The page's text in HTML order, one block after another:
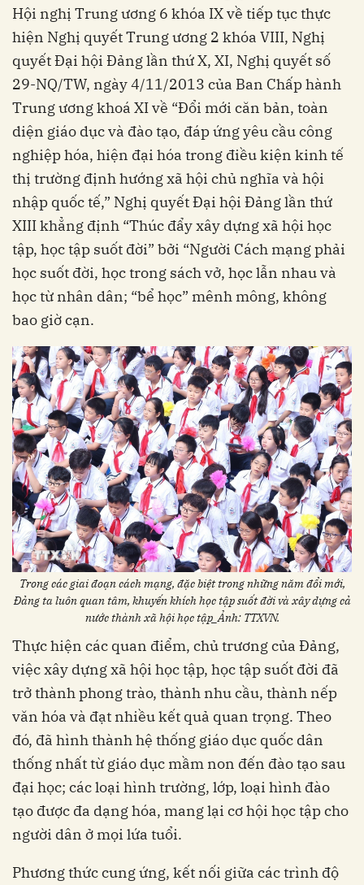
Hội nghị Trung ương 6 khóa IX về tiếp tục thực
hiện Nghị quyết Trung ương 2 khóa VIII, Nghị
quyết Đại hội Đảng lần thứ X, XI, Nghị quyết số
29-NQ/TW, ngày 4/11/2013 của Ban Chấp hành
Trung ương khoá XI về “Đổi mới căn bản, toàn
diện giáo dục và đào tạo, đáp ứng yêu cầu công
nghiệp hóa, hiện đại hóa trong điều kiện kinh tế
thị trường định hướng xã hội chủ nghĩa và hội
nhập quốc tế,” Nghị quyết Đại hội Đảng lần thứ
XIII khẳng định “Thúc đẩy xây dựng xã hội học
tập, học tập suốt đời” bởi “Người Cách mạng phải
học suốt đời, học trong sách vở, học lẫn nhau và
học từ nhân dân; “bể học” mênh mông, không
bao giờ cạn.
Trong các giai đoạn cách mạng, đặc biệt trong những năm đổi mới,
Đảng ta luôn quan tâm, khuyến khích học tập suốt đời và xây dựng cả
nước thành xã hội học tập_Ảnh: TTXVN.
Thực hiện các quan điểm, chủ trương của Đảng,
việc xây dựng xã hội học tập, học tập suốt đời đã
trở thành phong trào, thành nhu cầu, thành nếp
văn hóa và đạt nhiều kết quả quan trọng. Theo
đó, đã hình thành hệ thống giáo dục quốc dân
thống nhất từ giáo dục mầm non đến đào tạo sau
đại học; các loại hình trường, lớp, loại hình đào
tạo được đa dạng hóa, mang lại cơ hội học tập cho
người dân ở mọi lứa tuổi.
Phương thức cung ứng, kết nối giữa các trình độ